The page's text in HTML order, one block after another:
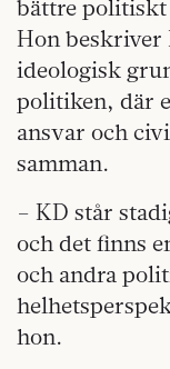
bättre
Hon beskriver
ideologisk
politiken, där
ansvar och
samman.
– KD står
och det finns
och andra
hon.